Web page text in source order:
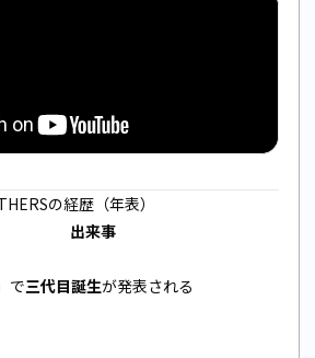
の経歴（年表）
出来事
で三代目誕生が発表される